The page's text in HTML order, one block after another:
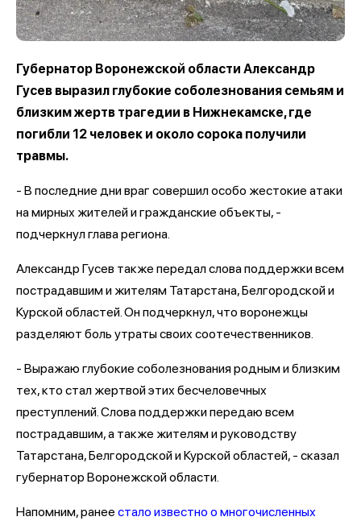
Губернатор Воронежской области Александр
Гусев выразил глубокие соболезнования семьям и
близким жертв трагедии в Нижнекамске, где
погибли 12 человек и около сорока получили
травмы.
- В последние дни враг совершил особо жестокие атаки
на мирных жителей и гражданские объекты, -
подчеркнул глава региона.
Александр Гусев также передал слова поддержки всем
пострадавшим и жителям Татарстана, Белгородской и
Курской областей. Он подчеркнул, что воронежцы
разделяют боль утраты своих соотечественников.
- Выражаю глубокие соболезнования родным и близким
тех, кто стал жертвой этих бесчеловечных
преступлений. Слова поддержки передаю всем
пострадавшим, а также жителям и руководству
Татарстана, Белгородской и Курской областей, - сказал
губернатор Воронежской области.
Напомним, ранее стало известно о многочисленных